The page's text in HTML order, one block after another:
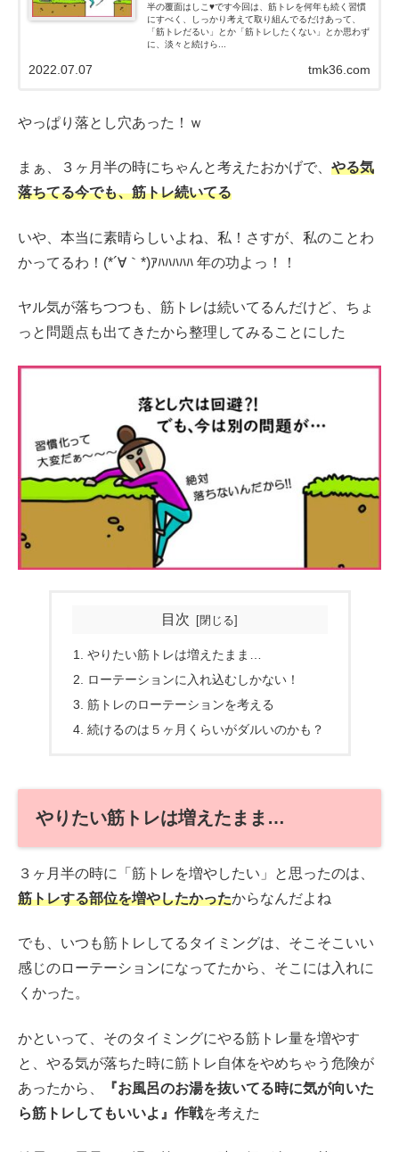
半の覆面はしこ♥です今回は、筋トレを何年も続く習慣
にすべく、しっかり考えて取り組んでるだけあって、
「筋トレだるい」とか「筋トレしたくない」とか思わず
に、淡々と続けら...
tmk36.com
2022.07.07
やっぱり落とし穴あった！ｗ
まぁ、３ヶ月半の時にちゃんと考えたおかげで、 やる気
落ちてる今でも、筋トレ続いてる
いや、本当に素晴らしいよね、私！さすが、私のことわ
かってるわ！(*´∀｀*)ｱﾊﾊﾊﾊﾊ 年の功よっ！！
ヤル気が落ちつつも、筋トレは続いてるんだけど、ちょ
っと問題点も出てきたから整理してみることにした
目次
やりたい筋トレは増えたまま…
ローテーションに入れ込むしかない！
筋トレのローテーションを考える
続けるのは５ヶ月くらいがダルいのかも？
やりたい筋トレは増えたまま…
３ヶ月半の時に「筋トレを増やしたい」と思ったのは、
筋トレする部位を増やしたかったからなんだよね
でも、いつも筋トレしてるタイミングは、そこそこいい
感じのローテーションになってたから、そこには入れに
くかった。
かといって、そのタイミングにやる筋トレ量を増やす
と、やる気が落ちた時に筋トレ自体をやめちゃう危険が
あったから、
『お風呂のお湯を抜いてる時に気が向いた
ら筋トレしてもいいよ』作戦を考えた